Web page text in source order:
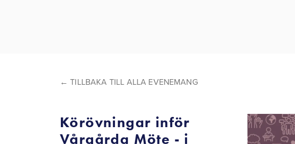
TILLBAKA TILL ALLA EVENEMANG
Körövningar inför
Vårgårda Möte - i